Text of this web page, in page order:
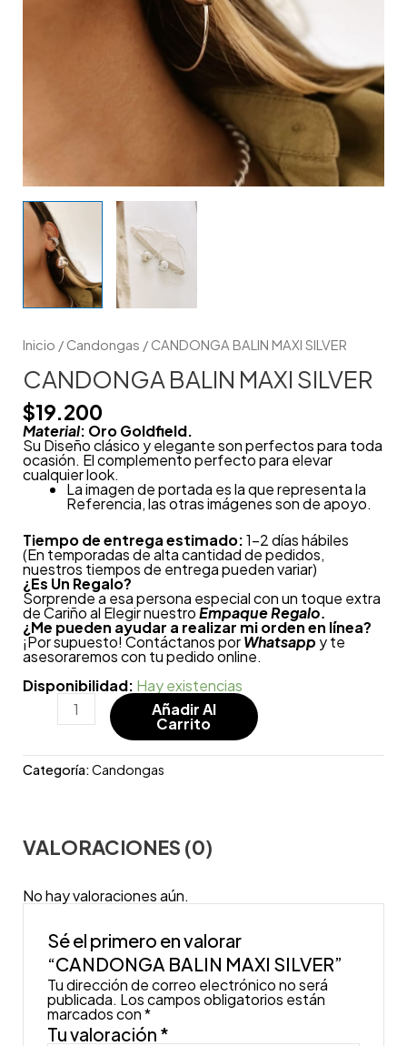
Inicio / Candongas / CANDONGA BALIN MAXI SILVER
CANDONGA BALIN MAXI SILVER
$19.200
Material: Oro Goldfield.
Su Diseño clásico y elegante son perfectos para toda
ocasión. El complemento perfecto para elevar
cualquier look.
La imagen de portada es la que representa la
Referencia, las otras imágenes son de apoyo.
Tiempo de entrega estimado:1-2 días hábiles
(En temporadas de alta cantidad de pedidos,
nuestros tiempos de entrega pueden variar)
¿Es Un Regalo?
Sorprende a esa persona especial con un toque extra
de Cariño al Elegir nuestroEmpaque Regalo.
¿Me pueden ayudar a realizar mi orden en línea?
¡Por supuesto! Contáctanos porWhatsapp y te
asesoraremos con tu pedido online.
Disponibilidad: Hay existencias
Añadir Al
Carrito
Categoría:Candongas
VALORACIONES (0)
No hay valoraciones aún.
Sé el primero en valorar
“CANDONGA BALIN MAXI SILVER”
Tu dirección de correo electrónico no será
publicada. Los campos obligatorios están
marcados con*
Tu valoración *